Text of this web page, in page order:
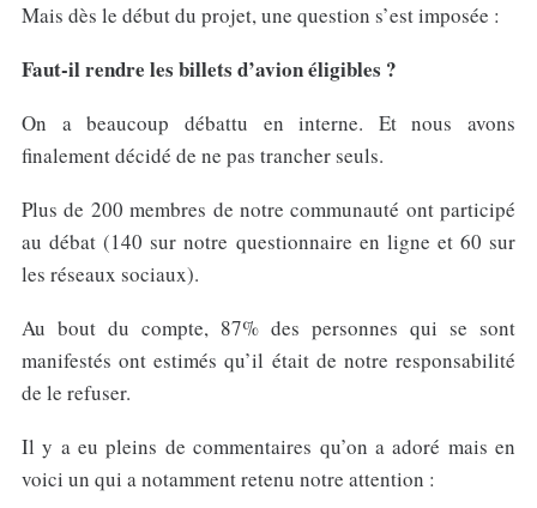
Mais dès le début du projet, une question s’est imposée :
Faut-il rendre les billets d’avion éligibles ?
On a beaucoup débattu en interne. Et nous avons
finalement décidé de ne pas trancher seuls.
Plus de 200 membres de notre communauté ont participé
au débat (140 sur notre questionnaire en ligne et 60 sur
les réseaux sociaux).
Au bout du compte, 87% des personnes qui se sont
manifestés ont estimés qu’il était de notre responsabilité
de le refuser.
Il y a eu pleins de commentaires qu’on a adoré mais en
voici un qui a notamment retenu notre attention :